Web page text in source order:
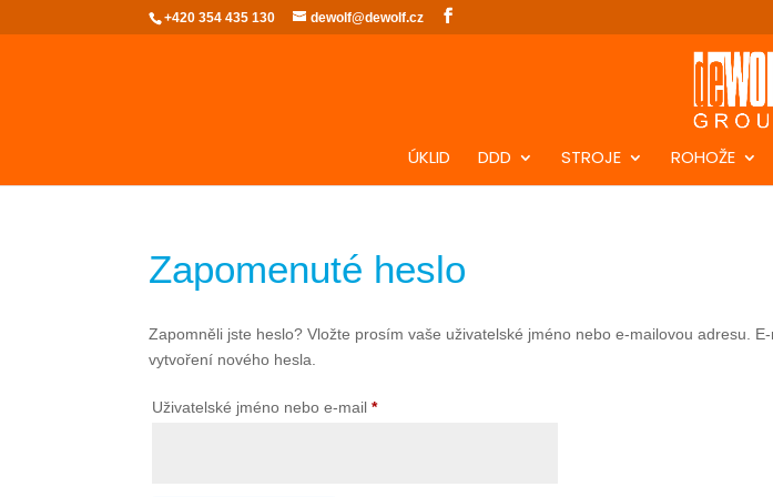
+420 354 435 130 dewolf@dewolf.cz
ÚKLID DDD STROJE ROHOŽE
Zapomenuté heslo
Zapomněli jste heslo? Vložte prosím vaše uživatelské jméno nebo e-mailovou adresu.
vytvoření nového hesla.
Uživatelské jméno nebo e-mail*Povinné